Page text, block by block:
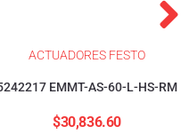
ACTUADORES FESTO
EMMT-AS-60-L-HS-RM
$30,836.60